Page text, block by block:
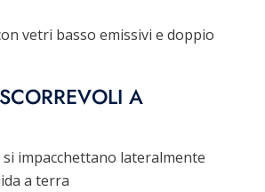
vetri basso emissivi e doppio
A
si impacchettano lateralmente
a terra